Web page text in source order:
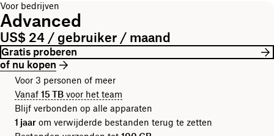
Voor bedrijven
Advanced
US$ 24 / gebruiker / maand
Gratis proberen
of nu kopen
Voor 3 personen of meer
Vanaf 15 TB voor het team
Blijf verbonden op alle apparaten
1 jaar om verwijderde bestanden terug te zetten